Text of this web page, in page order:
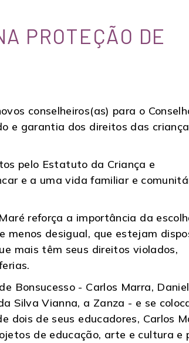
PROTEÇÃO DE
conselheiros(as) para o
e garantia dos direitos das
pelo Estatuto da Criança e
e a uma vida familiar e
reforça a importância da
menos desigual, que estejam
mais têm seus direitos violados,
Bonsucesso - Carlos Marra, Daniel
Silva Vianna, a Zanza - e se
dois de seus educadores, Carlos
de educação, arte e cultura e